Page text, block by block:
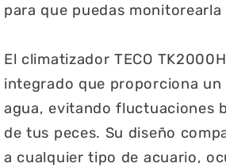
para que puedas
El climatizador TECO
integrado que proporciona
agua, evitando fluctuaciones
de tus peces. Su diseño
a cualquier tipo de acuario,